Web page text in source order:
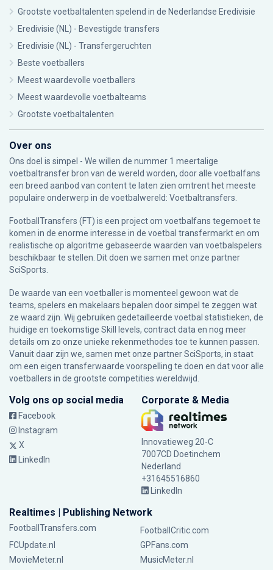
Grootste voetbaltalenten spelend in de Nederlandse Eredivisie
Eredivisie (NL) - Bevestigde transfers
Eredivisie (NL) - Transfergeruchten
Beste voetballers
Meest waardevolle voetballers
Meest waardevolle voetbalteams
Grootste voetbaltalenten
Over ons
Ons doel is simpel - We willen de nummer 1 meertalige
voetbaltransfer bron van de wereld worden, door alle voetbalfans
een breed aanbod van content te laten zien omtrent het meeste
populaire onderwerp in de voetbalwereld: Voetbaltransfers.
FootballTransfers (FT) is een project om voetbalfans tegemoet te
komen in de enorme interesse in de voetbal transfermarkt en om
realistische op algoritme gebaseerde waarden van voetbalspelers
beschikbaar te stellen. Dit doen we samen met onze partner
SciSports
De waarde van een voetballer is momenteel gewoon wat de
teams, spelers en makelaars bepalen door simpel te zeggen wat
ze waard zijn. Wij gebruiken gedetailleerde voetbal statistieken, de
huidige en toekomstige Skill levels, contract data en nog meer
details om zo onze unieke rekenmethodes toe te kunnen passen.
Vanuit daar zijn we, samen met onze partner SciSports, in staat
om een eigen transferwaarde voorspelling te doen en dat voor alle
voetballers in de grootste competities wereldwijd.
Volg ons op social media
Facebook
Instagram
X
LinkedIn
Corporate & Media
Innovatieweg 20-C
7007CD Doetinchem
Nederland
+31645516860
LinkedIn
Realtimes | Publishing Network
FootballTransfers.com
FootballCritic.com
FCUpdate.nl
GPFans.com
MovieMeter.nl
MusicMeter.nl